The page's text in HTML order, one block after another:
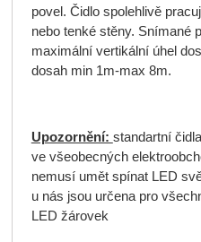
povel. Čidlo spolehlivě
nebo tenké stěny. Snímané
maximální vertikální úhel
dosah min 1m-max 8m.
Upozornění: standartní
ve všeobecných
nemusí umět spínat LED
u nás jsou určena pro
LED žárovek